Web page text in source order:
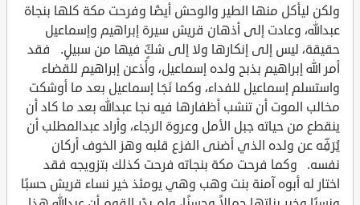
ولكن ليأكل منها الطير والوحش أيضًا وفرحت مكة كلها بنجاة
عبدالله، وعادت إلى أذهان قريش سيرة إبراهيم وإسماعيل
حقيقة، ليس إلى إنكارها ولا إلى شكٍّ فيها من سبيلٍ. فقد
أمر الله إبراهيم بذبح ولده إسماعيل، وأذعن إبراهيم للقضاء
واستسلم إسماعيل للفداء، وكما نَجَا إسماعيل بعد ما أوشكت
مخالب الموت أن تنشب أظفارها فيه نجا عبدالله بعد ما كاد أن
ينقطع من حياته جبل الأمل وعروة الرجاء، وأراد عبدالمطلب أن
يُرَفِّه عن ولده الذي أضنى الفزع قلبه وهز الخوف أركان
نفسه. وكما فرحت مكة بنجاته فرحت كذلك بتزويجه فقد
اختار له أبوه آمنة بنت وهب وهي يومئذ خير نساء قريش حسبًا